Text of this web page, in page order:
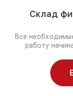
Склад
Все
работу